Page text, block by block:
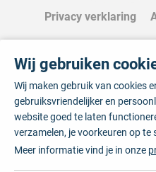
Privacy verklaring
Wij gebruiken
Wij maken gebruik van cookies
gebruiksvriendelijker en
website goed te laten
verzamelen, je voorkeuren op
Meer informatie vind je in onze